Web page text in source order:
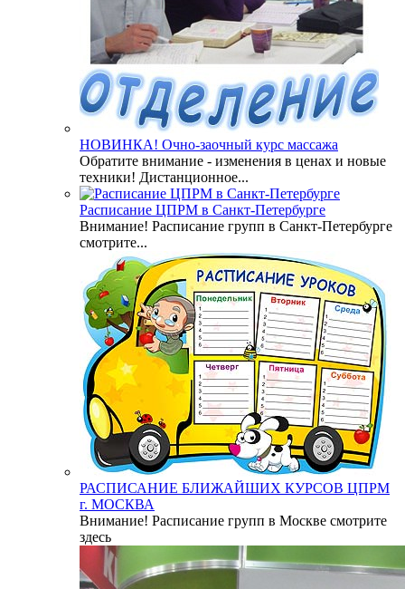
НОВИНКА! Очно-заочный курс массажа
Обратите внимание - изменения в ценах и новые
техники! Дистанционное...
Расписание ЦПРМ в Санкт-Петербурге
Внимание! Расписание групп в Санкт-Петербурге
смотрите...
РАСПИСАНИЕ БЛИЖАЙШИХ КУРСОВ ЦПРМ
г. МОСКВА
Внимание! Расписание групп в Москве смотрите
здесь